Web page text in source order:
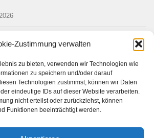
Zustimmung verwalten
zu bieten, verwenden wir Technologien wie
zu speichern und/oder darauf
Technologien zustimmst, können wir Daten
eindeutige IDs auf dieser Website verarbeiten.
nicht erteilst oder zurückziehst, können
Funktionen beeinträchtigt werden.